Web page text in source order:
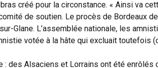
créé pour la circonstance. « Ainsi va
de soutien. Le procès de Bordeaux
Glane. L’assemblée nationale, les
votée à la hâte qui excluait toutefois
: des Alsaciens et Lorrains ont été